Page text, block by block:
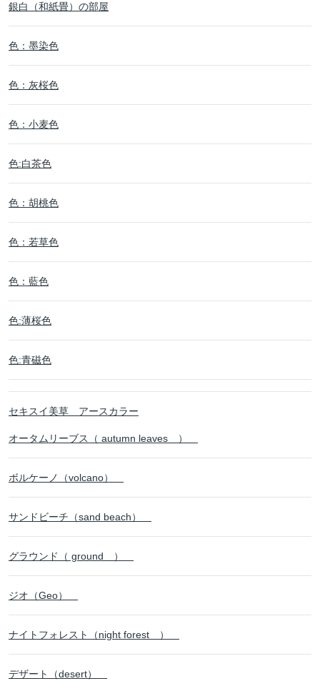
銀白（和紙畳）の部屋
色：墨染色
色：灰桜色
色：小麦色
色:白茶色
色：胡桃色
色：若草色
色：藍色
色:薄桜色
色:青磁色
セキスイ美草 アースカラー
オータムリーブス（ autumn leaves ）
ボルケーノ（volcano）
サンドビーチ（sand beach）
グラウンド（ ground ）
ジオ（Geo）
ナイトフォレスト（night forest ）
デザート（desert）